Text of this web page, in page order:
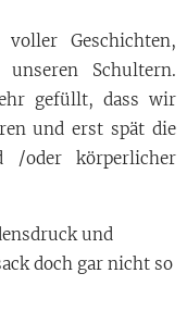
Geschichten,
Schultern.
gefüllt, dass wir
und erst spät die
/oder körperlicher
und
doch gar nicht so